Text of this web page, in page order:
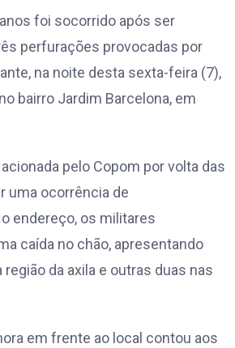
foi socorrido após ser
perfurações provocadas por
na noite desta sexta-feira (7),
bairro Jardim Barcelona, em
pelo Copom por volta das
uma ocorrência de
endereço, os militares
caída no chão, apresentando
da axila e outras duas nas
em frente ao local contou aos